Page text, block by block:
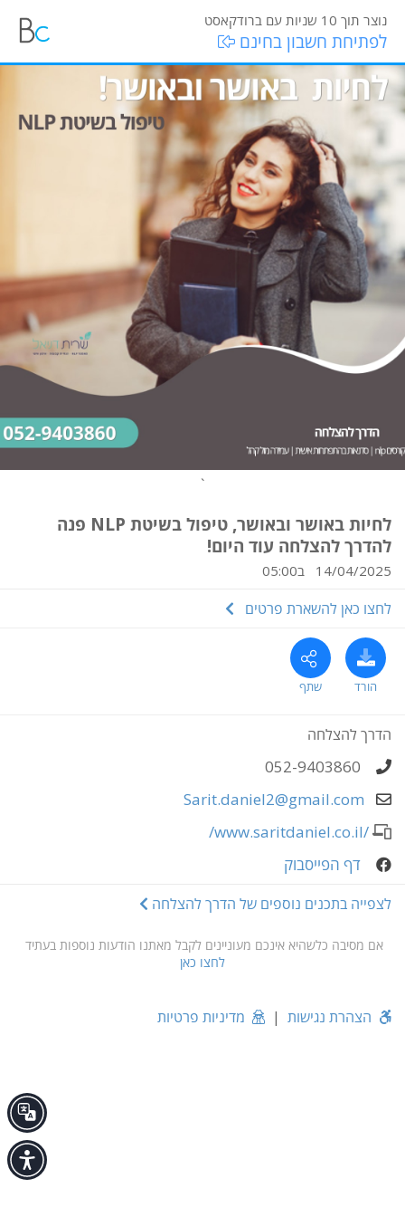
`
לחיות באושר ובאושר, טיפול בשיטת NLP פנה
להדרך להצלחה עוד היום!
14/04/2025 ב05:00
לחצו כאן להשארת פרטים
הורד שתף
הדרך להצלחה
052-9403860
Sarit.daniel2@gmail.com
/www.saritdaniel.co.il/
דף הפייסבוק
לצפייה בתכנים נוספים של הדרך להצלחה
אם מסיבה כלשהיא אינכם מעוניינים לקבל מאתנו הודעות נוספות בעתיד
לחצו כאן
הצהרת נגישות | מדיניות פרטיות
נוצר תוך 10 שניות עם ברודקאסט
לפתיחת חשבון בחינם